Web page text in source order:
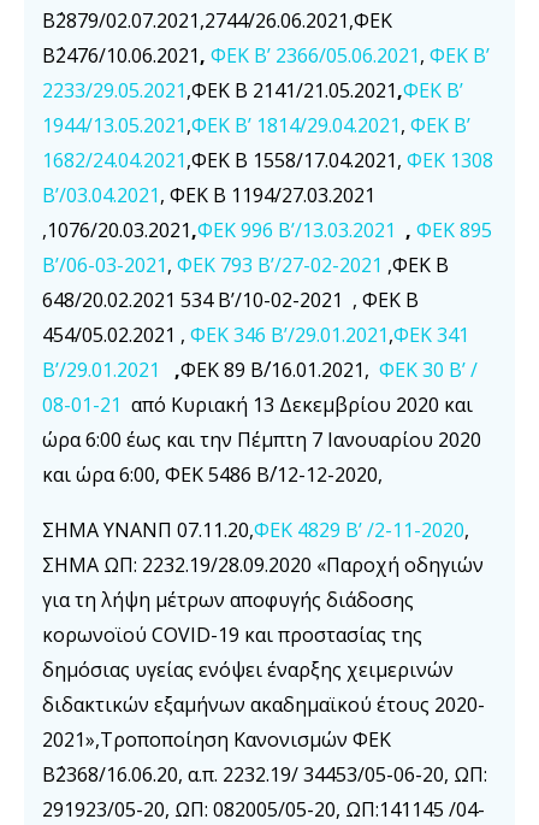
Β΄2879/02.07.2021,2744/26.06.2021,ΦΕΚ
Β΄2476/10.06.2021, ΦΕΚ Β’ 2366/05.06.2021, ΦΕΚ Β’
2233/29.05.2021,ΦΕΚ Β 2141/21.05.2021,ΦΕΚ Β’
1944/13.05.2021,ΦΕΚ Β’ 1814/29.04.2021, ΦΕΚ Β’
1682/24.04.2021,ΦΕΚ Β 1558/17.04.2021, ΦΕΚ 1308
B’/03.04.2021, ΦΕΚ Β 1194/27.03.2021
,1076/20.03.2021,ΦΕΚ 996 B’/13.03.2021 , ΦΕΚ 895
Β’/06-03-2021, ΦΕΚ 793 Β’/27-02-2021 ,ΦΕΚ Β
648/20.02.2021 534 Β’/10-02-2021 , ΦΕΚ Β
454/05.02.2021 , ΦΕΚ 346 Β’/29.01.2021,ΦΕΚ 341
Β’/29.01.2021
,ΦΕΚ 89 Β΄/16.01.2021, ΦΕΚ 30 Β’ /
08-01-21 από Κυριακή 13 Δεκεμβρίου 2020 και
ώρα 6:00 έως και την Πέμπτη 7 Ιανουαρίου 2020
και ώρα 6:00, ΦΕΚ 5486 Β΄/12-12-2020,
ΣΗΜΑ ΥΝΑΝΠ 07.11.20,ΦΕΚ 4829 Β’ /2-11-2020,
ΣΗΜΑ ΩΠ: 2232.19/28.09.2020 «Παροχή οδηγιών
για τη λήψη μέτρων αποφυγής διάδοσης
κορωνοϊού COVID-19 και προστασίας της
δημόσιας υγείας ενόψει έναρξης χειμερινών
διδακτικών εξαμήνων ακαδημαϊκού έτους 2020-
2021»,Τροποποίηση Κανονισμών ΦΕΚ
Β΄2368/16.06.20, α.π. 2232.19/ 34453/05-06-20, ΩΠ:
291923/05-20, ΩΠ: 082005/05-20, ΩΠ:141145 /04-